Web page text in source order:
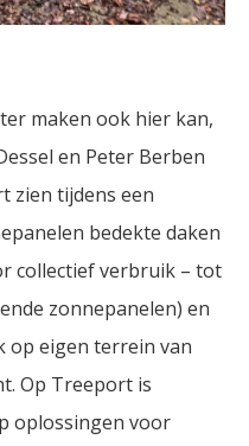
maken ook hier kan,
en Peter Berben
zien tijdens een
bedekte daken
collectief verbruik – tot
zonnepanelen) en
op eigen terrein van
Op Treeport is
oplossingen voor